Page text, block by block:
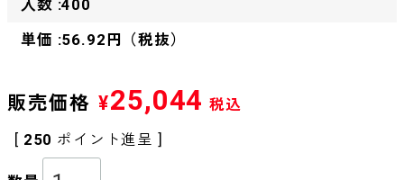
入数 :400
単価 :56.92円（税抜）
販売価格 ¥25,044 税込
[ 250 ポイント進呈 ]